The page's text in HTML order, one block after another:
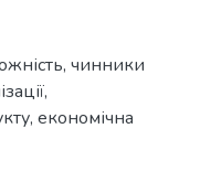
, чинники
,
, економічна